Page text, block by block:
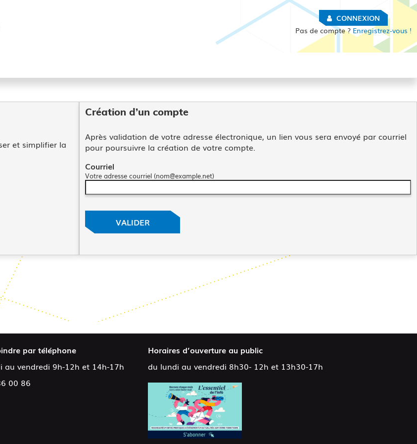
CONNEXION
Pas de compte ?Enregistrez-vous !
et simplifier la
Création d’un compte
Après validation de votre adresse électronique, un lien vous sera envoyé par courriel
pour poursuivre la création de votre compte.
Courriel
*
Votre adresse courriel (nom@example.net)
VALIDER
par téléphone
au vendredi 9h-12h et 14h-17h
00 86
Horaires d’ouverture au public
du lundi au vendredi 8h30- 12h et 13h30-17h